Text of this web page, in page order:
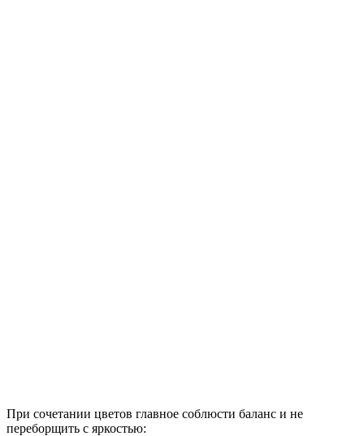
При сочетании цветов главное соблюсти баланс и не
переборщить с яркостью: